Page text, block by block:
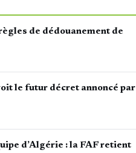
de dédouanement de
le futur décret annoncé par
d’Algérie : la FAF retient